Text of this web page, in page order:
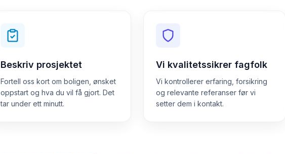
Beskriv prosjektet
Fortell oss kort om boligen, ønsket
oppstart og hva du vil få gjort. Det
tar under ett minutt.
Vi kvalitetssikrer fagfolk
Vi kontrollerer erfaring, forsikring
og relevante referanser før vi
setter dem i kontakt.